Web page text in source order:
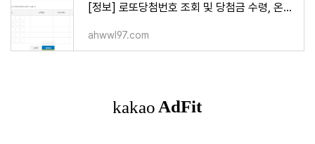
[정보] 로또당첨번호 조회 및 당첨금 수령, 온라인 구매 방법
ahwwl97.com